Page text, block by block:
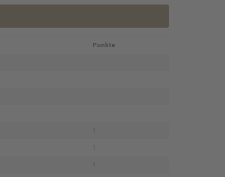
Punkte
1
1
1